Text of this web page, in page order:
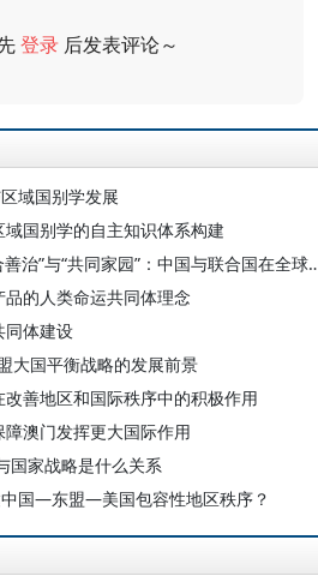
登录 后发表评论～
域国别学发展
国别学的自主知识体系构建
刘铁娃 翟崑 岳圣淞：“和合善治”与
的人类命运共同体理念
同体建设
大国平衡战略的发展前景
善地区和国际秩序中的积极作用
障澳门发挥更大国际作用
国家战略是什么关系
中国—东盟—美国包容性地区秩序？